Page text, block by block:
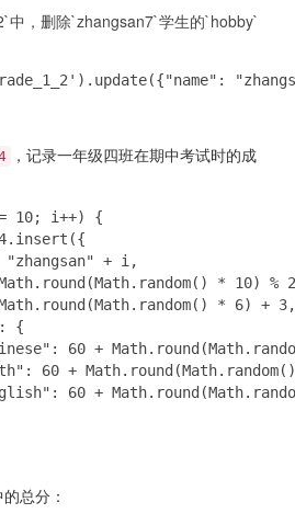
，删除`zhangsan7`学生的`hobby`
，记录一年级四班在期中考试时的成
10; i++) {
+ i,
* 10) %
* 6) + 3,
{
总分：